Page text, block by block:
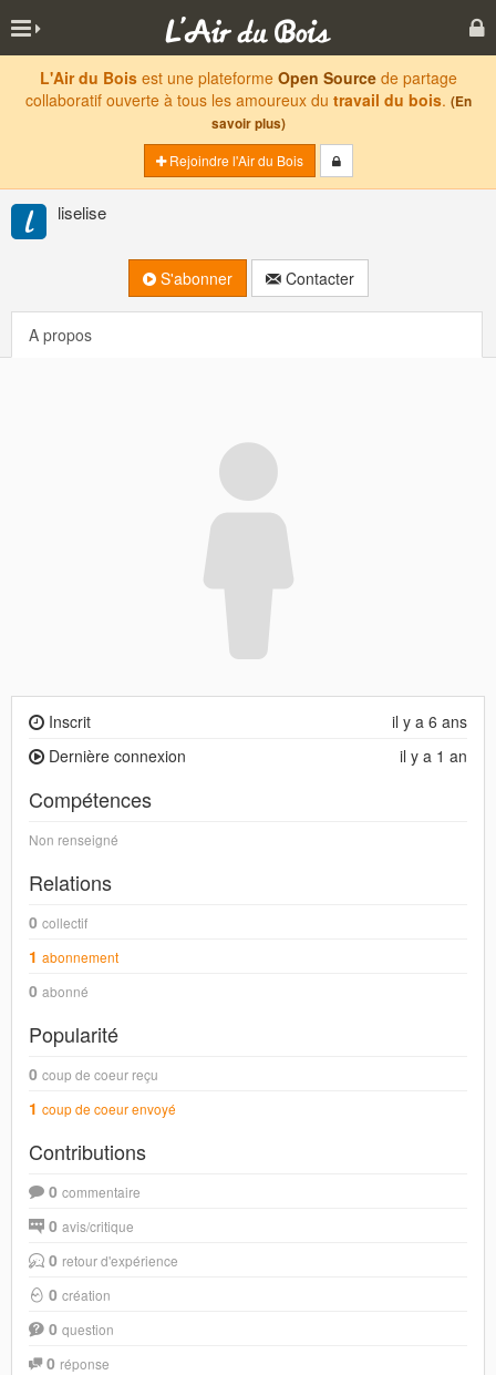
L'Air du Boisest une plateforme Open Sourcede partage
collaboratif ouverte à tous les amoureux du travail du bois. (En
savoir plus)
Rejoindre l'Air du Bois
liselise
S'abonner Contacter
A propos
il y a 6 ans
Inscrit
il y a 1 an
Dernière connexion
Compétences
Non renseigné
Relations
0 collectif
1 abonnement
0 abonné
Popularité
0 coup de coeur reçu
1 coup de coeur envoyé
Contributions
0 commentaire
0 avis/critique
0 retour d'expérience
0 création
0 question
0 réponse